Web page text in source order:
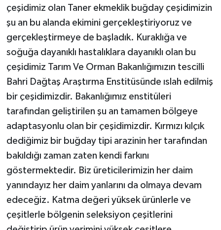
çeşidimiz olan Taner ekmeklik buğday çeşidimizin
şu an bu alanda ekimini gerçekleştiriyoruz ve
gerçekleştirmeye de başladık. Kuraklığa ve
soğuğa dayanıklı hastalıklara dayanıklı olan bu
çeşidimiz Tarım Ve Orman Bakanlığımızın tescilli
Bahri Dağtaş Araştırma Enstitüsünde ıslah edilmiş
bir çeşidimizdir. Bakanlığımız enstitüleri
tarafından geliştirilen şu an tamamen bölgeye
adaptasyonlu olan bir çeşidimizdir. Kırmızı kılçık
dediğimiz bir buğday tipi arazinin her tarafından
bakıldığı zaman zaten kendi farkını
göstermektedir. Biz üreticilerimizin her daim
yanındayız her daim yanlarını da olmaya devam
edeceğiz. Katma değeri yüksek ürünlerle ve
çeşitlerle bölgenin seleksiyon çeşitlerini